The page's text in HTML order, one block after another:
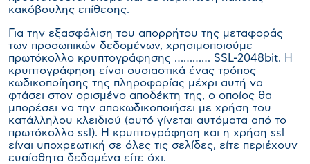
κακόβουλης επίθεσης.
Για την εξασφάλιση του απορρήτου της μεταφοράς
των προσωπικών δεδομένων, χρησιμοποιούμε
πρωτόκολλο κρυπτογράφησης ………… SSL-2048bit. Η
κρυπτογράφηση είναι ουσιαστικά ένας τρόπος
κωδικοποίησης της πληροφορίας μέχρι αυτή να
φτάσει στον ορισμένο αποδέκτη της, ο οποίος θα
μπορέσει να την αποκωδικοποιήσει με χρήση του
κατάλληλου κλειδιού (αυτό γίνεται αυτόματα από το
πρωτόκολλο ssl). Η κρυπτογράφηση και η χρήση ssl
είναι υποχρεωτική σε όλες τις σελίδες, είτε περιέχουν
ευαίσθητα δεδομένα είτε όχι.